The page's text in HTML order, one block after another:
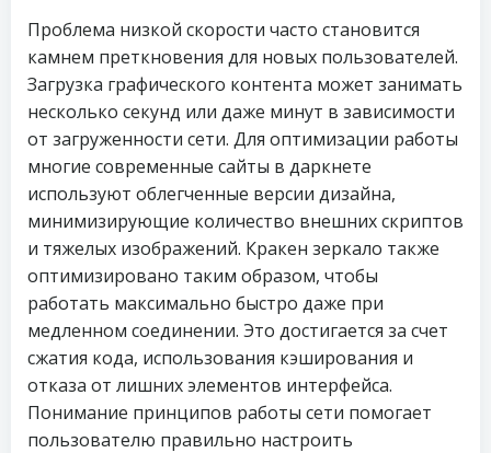
Проблема низкой скорости часто становится
камнем преткновения для новых пользователей.
Загрузка графического контента может занимать
несколько секунд или даже минут в зависимости
от загруженности сети. Для оптимизации работы
многие современные сайты в даркнете
используют облегченные версии дизайна,
минимизирующие количество внешних скриптов
и тяжелых изображений. Кракен зеркало также
оптимизировано таким образом, чтобы
работать максимально быстро даже при
медленном соединении. Это достигается за счет
сжатия кода, использования кэширования и
отказа от лишних элементов интерфейса.
Понимание принципов работы сети помогает
пользователю правильно настроить